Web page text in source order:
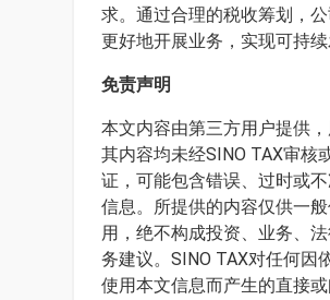
求。通过合理的税收筹划，
更好地开展业务，实现可持续
免责声明
本文内容由第三方用户提供，
其内容均未经SINO TAX审核
证，可能包含错误、过时或
信息。所提供的内容仅供一
用，绝不构成投资、业务、
务建议。SINO TAX对任何因
使用本文信息而产生的直接